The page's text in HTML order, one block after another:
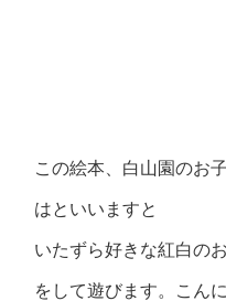
この絵本、白山園のお
はといいますと
いたずら好きな紅白の
をして遊びます。こん